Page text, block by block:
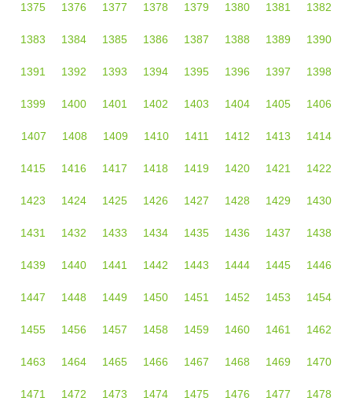
1375 1376 1377 1378 1379 1380 1381 1382
1383 1384 1385 1386 1387 1388 1389 1390
1391 1392 1393 1394 1395 1396 1397 1398
1399 1400 1401 1402 1403 1404 1405 1406
1407 1408 1409 1410 1411 1412 1413 1414
1415 1416 1417 1418 1419 1420 1421 1422
1423 1424 1425 1426 1427 1428 1429 1430
1431 1432 1433 1434 1435 1436 1437 1438
1439 1440 1441 1442 1443 1444 1445 1446
1447 1448 1449 1450 1451 1452 1453 1454
1455 1456 1457 1458 1459 1460 1461 1462
1463 1464 1465 1466 1467 1468 1469 1470
1471 1472 1473 1474 1475 1476 1477 1478